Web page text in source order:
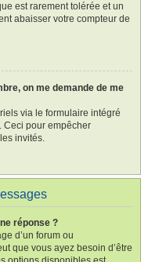
est rarement tolérée et un
abaisser votre compteur de
on me demande de me
via le formulaire intégré
Ceci pour empêcher
invités.
réponse ?
d’un forum ou
que vous ayez besoin d’être